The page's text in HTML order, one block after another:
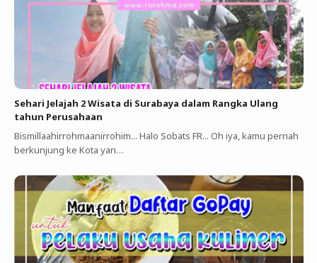
Sehari Jelajah 2 Wisata di Surabaya dalam Rangka Ulang
tahun Perusahaan
Bismillaahirrohmaanirrohim... Halo Sobats FR... Oh iya, kamu pernah
berkunjung ke Kota yan…